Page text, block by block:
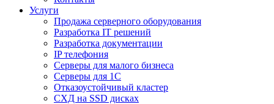
Услуги
Продажа серверного оборудования
Разработка IT решений
Разработка документации
IP телефония
Серверы для малого бизнеса
Серверы для 1С
Отказоустойчивый кластер
СХД на SSD дисках